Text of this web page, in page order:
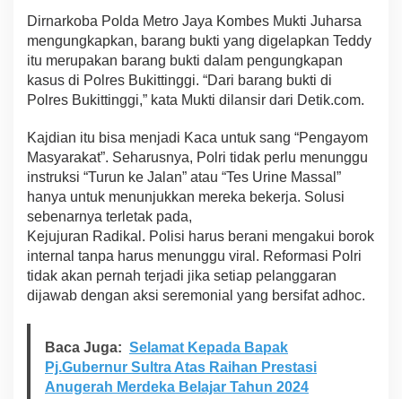
Dirnarkoba Polda Metro Jaya Kombes Mukti Juharsa
mengungkapkan, barang bukti yang digelapkan Teddy
itu merupakan barang bukti dalam pengungkapan
kasus di Polres Bukittinggi. “Dari barang bukti di
Polres Bukittinggi,” kata Mukti dilansir dari Detik.com.
Kajdian itu bisa menjadi Kaca untuk sang “Pengayom
Masyarakat”. Seharusnya, Polri tidak perlu menunggu
instruksi “Turun ke Jalan” atau “Tes Urine Massal”
hanya untuk menunjukkan mereka bekerja. Solusi
sebenarnya terletak pada,
Kejujuran Radikal. Polisi harus berani mengakui borok
internal tanpa harus menunggu viral. Reformasi Polri
tidak akan pernah terjadi jika setiap pelanggaran
dijawab dengan aksi seremonial yang bersifat adhoc.
Baca Juga: Selamat Kepada Bapak
Pj.Gubernur Sultra Atas Raihan Prestasi
Anugerah Merdeka Belajar Tahun 2024